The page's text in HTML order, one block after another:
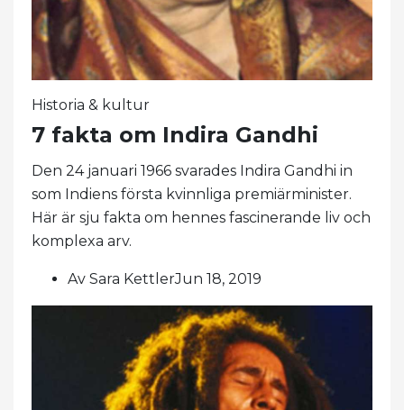
Historia & kultur
7 fakta om Indira Gandhi
Den 24 januari 1966 svarades Indira Gandhi in
som Indiens första kvinnliga premiärminister.
Här är sju fakta om hennes fascinerande liv och
komplexa arv.
Av Sara KettlerJun 18, 2019